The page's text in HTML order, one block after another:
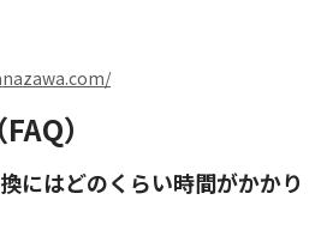
）
にはどのくらい時間がかかり